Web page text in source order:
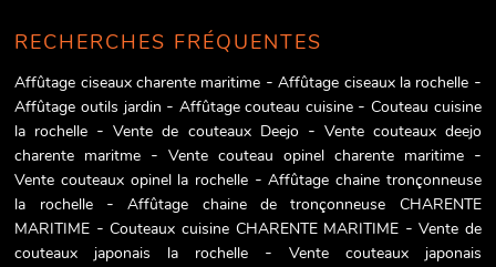
RECHERCHES FRÉQUENTES
Affûtage ciseaux charente maritime
Affûtage ciseaux la rochelle
Affûtage outils jardin
Affûtage couteau cuisine
Couteau cuisine
la rochelle
Vente de couteaux Deejo
Vente couteaux deejo
charente maritme
Vente couteau opinel charente maritime
Vente couteaux opinel la rochelle
Affûtage chaine tronçonneuse
la rochelle
Affûtage chaine de tronçonneuse CHARENTE
MARITIME
Couteaux cuisine CHARENTE MARITIME
Vente de
couteaux japonais la rochelle
Vente couteaux japonais